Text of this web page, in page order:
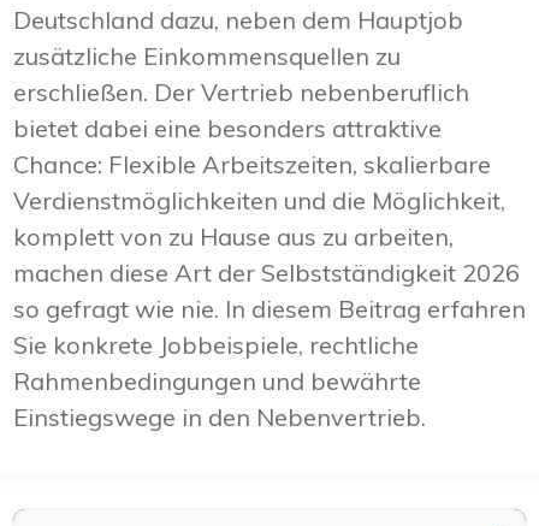
Deutschland dazu, neben dem Hauptjob
zusätzliche Einkommensquellen zu
erschließen. Der Vertrieb nebenberuflich
bietet dabei eine besonders attraktive
Chance: Flexible Arbeitszeiten, skalierbare
Verdienstmöglichkeiten und die Möglichkeit,
komplett von zu Hause aus zu arbeiten,
machen diese Art der Selbstständigkeit 2026
so gefragt wie nie. In diesem Beitrag erfahren
Sie konkrete Jobbeispiele, rechtliche
Rahmenbedingungen und bewährte
Einstiegswege in den Nebenvertrieb.